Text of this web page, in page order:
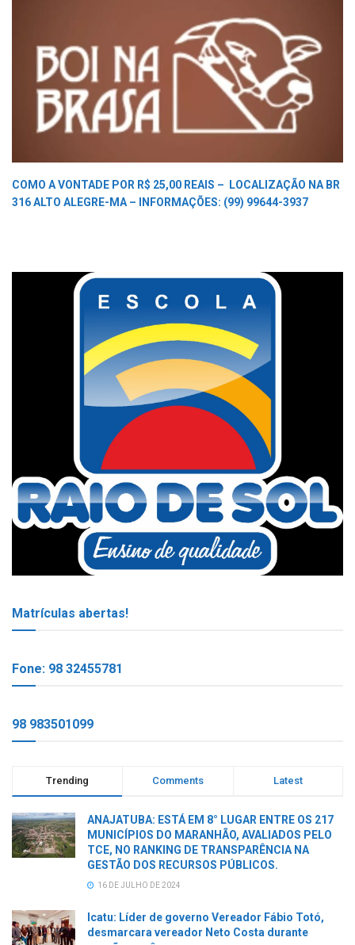
COMO A VONTADE POR R$ 25,00 REAIS –
LOCALIZAÇÃO NA BR
316 ALTO ALEGRE-MA –
INFORMAÇÕES: (99) 99644-3937
Matrículas abertas!
Fone: 98 32455781
98 983501099
Trending Comments Latest
ANAJATUBA: ESTÁ EM 8° LUGAR ENTRE OS 217
MUNICÍPIOS DO MARANHÃO, AVALIADOS PELO
TCE, NO RANKING DE TRANSPARÊNCIA NA
GESTÃO DOS RECURSOS PÚBLICOS.
16 DE JULHO DE 2024
Icatu: Líder de governo Vereador Fábio Totó,
desmarcara vereador Neto Costa durante